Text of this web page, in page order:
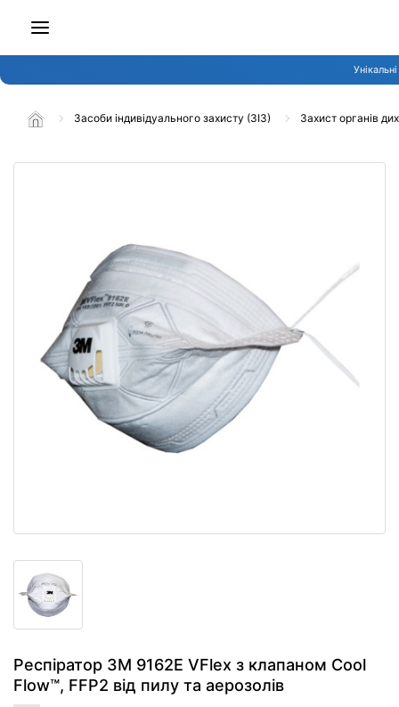
Засоби індивідуального захисту (ЗІЗ) Захист органів
Респіратор 3M 9162E VFlex з клапаном Cool
Flow™, FFP2 від пилу та аерозолів